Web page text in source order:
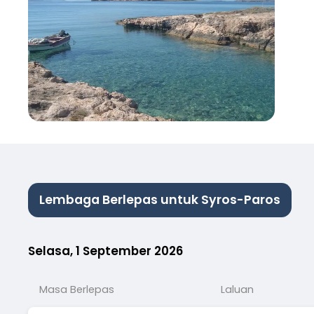
Lembaga Berlepas untuk Syros-Paros
Selasa, 1 September 2026
Masa Berlepas Laluan